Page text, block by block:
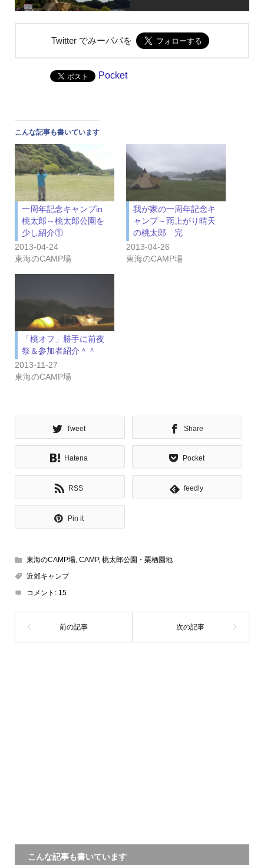
Twitter でみーパパを
Pocket
こんな記事も書いています
一周年記念キャンプin
桃太郎～桃太郎公園を
少し紹介①
2013-04-24
東海のCAMP場
我が家の一周年記念キ
ャンプ～雨上がり晴天
の桃太郎 完
2013-04-26
東海のCAMP場
「桃オフ」勝手に前夜
祭＆参加者紹介＾＾
2013-11-27
東海のCAMP場
Tweet Share
Hatena Pocket
RSS feedly
Pin it
東海のCAMP場, CAMP, 桃太郎公園・栗栖園地
近郊キャンプ
コメント: 15
こんな記事も書いています